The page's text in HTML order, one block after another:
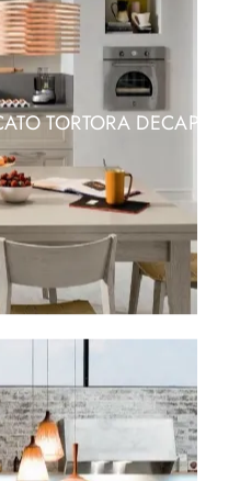
TORTORA DECAPE